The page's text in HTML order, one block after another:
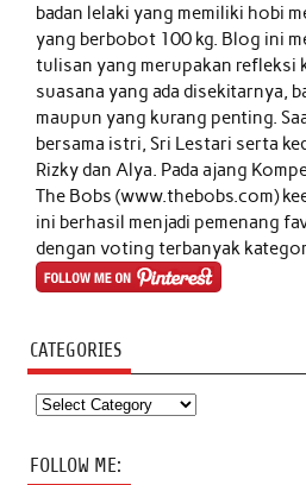
badan lelaki yang memiliki hobi
yang berbobot 100 kg. Blog ini
tulisan yang merupakan refleksi
suasana yang ada disekitarnya,
maupun yang kurang penting.
bersama istri, Sri Lestari serta
Rizky dan Alya. Pada ajang
The Bobs (www.thebobs.com)
ini berhasil menjadi pemenang
dengan voting terbanyak
CATEGORIES
Categories
FOLLOW ME: